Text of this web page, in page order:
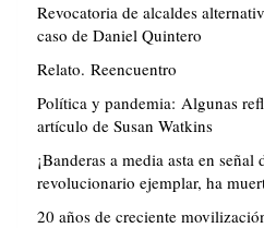
Revocatoria de alcaldes
caso de Daniel Quintero
Relato. Reencuentro
Política y pandemia: Algunas
artículo de Susan Watkins
¡Banderas a media asta en
revolucionario ejemplar, ha
20 años de creciente